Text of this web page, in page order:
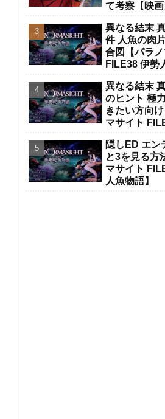
て考察【映
異なる結末
件 人魚の肉
合図【パラ
FILE38 伊勢
異なる結末
のヒント 極
きたい方向
マサイト
隠しED エン
と3を見る方
マサイト
人魚物語】